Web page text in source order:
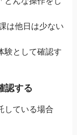
は他日は少ない
験として確認す
認する
している場合